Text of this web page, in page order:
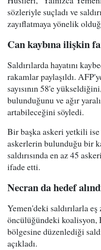
sözleriyle suçladı ve
zayıflatmaya yönelik
Can kaybına ilişkin
Saldırılarda hayatını
rakamlar paylaşıldı.
sayısının 58'e
bulunduğunu ve ağır
artabileceğini söyledi.
Bir başka askeri yetkili
askerlerin bulunduğu bir
saldırısında en az 45
ifade etti.
Necran da hedef
Yemen'deki saldırılarla
öncülüğündeki koalisyon,
bölgesine düzenlediği
açıkladı.